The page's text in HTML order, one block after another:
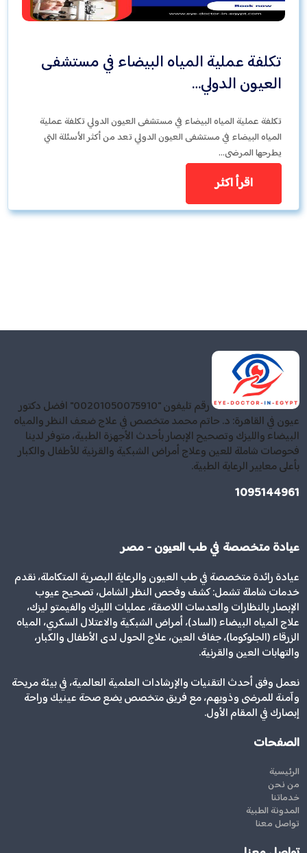
تكلفة عملية المياه البيضاء في مستشفى
العيون الدولي…
تكلفة عملية المياه البيضاء في مستشفى العيون الدولي تكلفة عملية
المياه البيضاء في مستشفى العيون الدولي تعد من أكثر الأسئلة التي
يطرحها المرضى…
اقرأ اكثر
رقم تليفون "00201050075910" افضل دكتور
عيون في القاهرة: د. حاتم محمد متخصص في علاج ضعف النظر والمياه
البيضاء والليزك وتصحيح الإبصار بأحدث الأجهزة الطبية، متوفر لدينا
فحوصات شاملة للعين وعلاج أمراض الشبكية والقرنية للأطفال والكبار
بأعلى معايير الرعاية الطبية.
1095144961
عيادة متخصصة في طب العيون - مصر
عيادة رائدة متخصصة في طب العيون والرعاية البصرية المتكاملة، نقدم
خدمات شاملة تشمل: كشف وفحص النظر الشامل، تصحيح عيوب
الإبصار بالنظارات والعدسات اللاصقة، عمليات الليزك والفيمتو ليزك،
علاج المياه البيضاء (الساد)، أمراض الشبكية والاعتلال السكري، المياه
الزرقاء (الجلوكوما)، جفاف العين، علاج الحول لدى الأطفال والكبار،
والتهابات العين والقرنية.
نعمل وفق أحدث التقنيات والإرشادات العلمية العالمية، في بيئة مريحة
وآمنة للمرضى وذويهم، مع فريق متخصص يضع صحة عينيك وراحة
إبصارك في المقام الأول.
الصفحات
الرئيسية
من نحن
خدماتنا
المدونة الطبية
تواصل معنا